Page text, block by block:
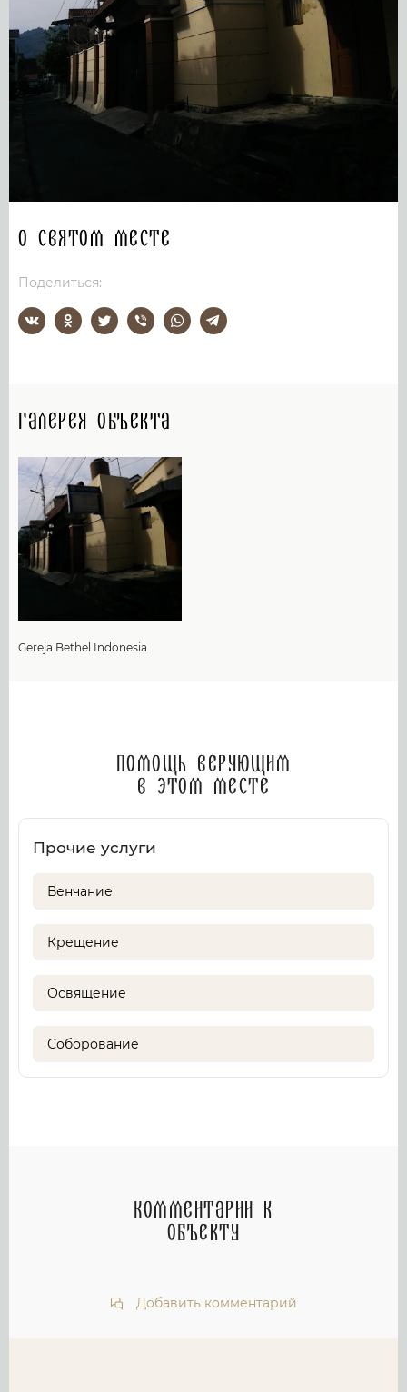
О святом месте
Поделиться:
Галерея объекта
Gereja Bethel Indonesia
Помощь верующим
в этом месте
Прочие услуги
Венчание
Крещение
Освящение
Соборование
Комментарии к
объекту
Добавить комментарий